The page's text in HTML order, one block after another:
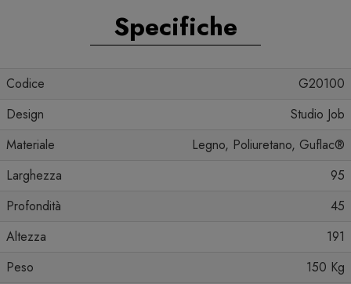
Specifiche
Codice
G20100
Design
Studio Job
Materiale
Legno, Poliuretano, Guflac®
Larghezza
95
Profondità
45
Altezza
191
Peso
150 Kg